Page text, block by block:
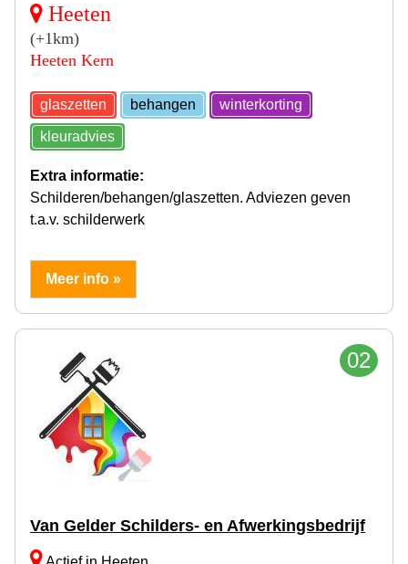
Heeten
(+1km)
Heeten Kern
glaszetten behangen winterkorting
kleuradvies
Extra informatie:
Schilderen/behangen/glaszetten. Adviezen geven
t.a.v. schilderwerk
Meer info »
02
Van Gelder Schilders- en Afwerkingsbedrijf